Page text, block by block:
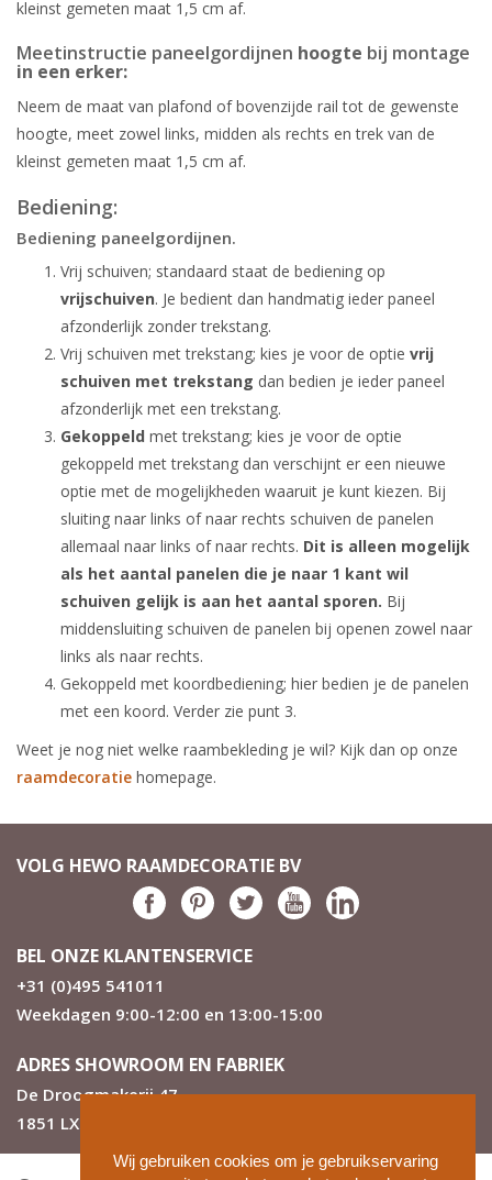
Wij gebruiken cookies om je gebruikservaring
kleinst gemeten maat 1,5 cm af.
Meetinstructie paneelgordijnen hoogte bij montage
in een erker:
Neem de maat van plafond of bovenzijde rail tot de gewenste
hoogte, meet zowel links, midden als rechts en trek van de
kleinst gemeten maat 1,5 cm af.
Bediening:
Bediening paneelgordijnen.
Vrij schuiven; standaard staat de bediening op
vrijschuiven. Je bedient dan handmatig ieder paneel
afzonderlijk zonder trekstang.
Vrij schuiven met trekstang; kies je voor de optie vrij
schuiven met trekstang dan bedien je ieder paneel
afzonderlijk met een trekstang.
Gekoppeld met trekstang; kies je voor de optie
gekoppeld met trekstang dan verschijnt er een nieuwe
optie met de mogelijkheden waaruit je kunt kiezen. Bij
sluiting naar links of naar rechts schuiven de panelen
allemaal naar links of naar rechts. Dit is alleen mogelijk
als het aantal panelen die je naar 1 kant wil
schuiven gelijk is aan het aantal sporen. Bij
middensluiting schuiven de panelen bij openen zowel naar
links als naar rechts.
Gekoppeld met koordbediening; hier bedien je de panelen
met een koord. Verder zie punt 3.
Weet je nog niet welke raambekleding je wil? Kijk dan op onze
raamdecoratie homepage.
VOLG HEWO RAAMDECORATIE BV
BEL ONZE KLANTENSERVICE
+31 (0)495 541011
Weekdagen 9:00-12:00 en 13:00-15:00
ADRES SHOWROOM EN FABRIEK
De Droogmakerij 47
1851 LX Heiloo